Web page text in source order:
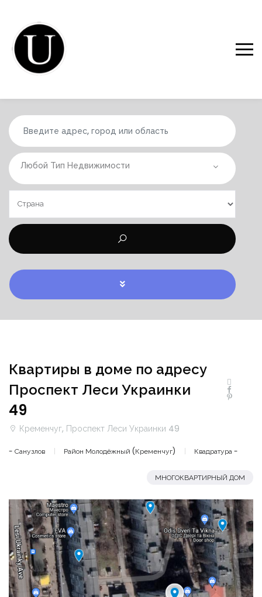
Любой Тип Недвижимости
Квартиры в доме по адресу
Проспект Леси Украинки
49
Кременчуг, Проспект Леси Украинки 49
- Санузлов Район Молодёжный (Кременчуг) Квадратура -
МНОГОКВАРТИРНЫЙ ДОМ